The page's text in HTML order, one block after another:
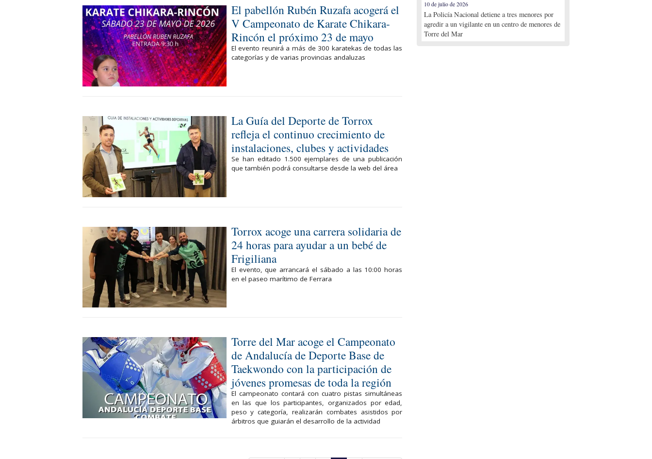
El pabellón Rubén Ruzafa acogerá el
V Campeonato de Karate Chikara-
Rincón el próximo 23 de mayo
El evento reunirá a más de 300 karatekas de todas las
categorías y de varias provincias andaluzas
La Guía del Deporte de Torrox
refleja el continuo crecimiento de
instalaciones, clubes y actividades
Se han editado 1.500 ejemplares de una publicación
que también podrá consultarse desde la web del área
Torrox acoge una carrera solidaria de
24 horas para ayudar a un bebé de
Frigiliana
El evento, que arrancará el sábado a las 10:00 horas
en el paseo marítimo de Ferrara
Torre del Mar acoge el Campeonato
de Andalucía de Deporte Base de
Taekwondo con la participación de
jóvenes promesas de toda la región
El campeonato contará con cuatro pistas simultáneas
en las que los participantes, organizados por edad,
peso y categoría, realizarán combates asistidos por
árbitros que guiarán el desarrollo de la actividad
10 de julio de 2026
La Policía Nacional detiene a tres menores por
agredir a un vigilante en un centro de menores de
Torre del Mar